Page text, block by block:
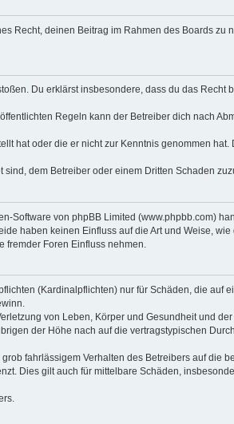
Recht, deinen Beitrag im Rahmen des Boards zu
Du erklärst insbesondere, dass du das Recht
Regeln kann der Betreiber dich nach
hat oder die er nicht zur Kenntnis genommen hat.
dem Betreiber oder einem Dritten Schaden
Software von phpBB Limited (www.phpbb.com)
haben keinen Einfluss auf die Art und Weise, wie
Foren Einfluss nehmen.
(Kardinalpflichten) nur für Schäden, die auf
von Leben, Körper und Gesundheit und der
der Höhe nach auf die vertragstypischen
fahrlässigem Verhalten des Betreibers auf die
Dies gilt auch für mittelbare Schäden,